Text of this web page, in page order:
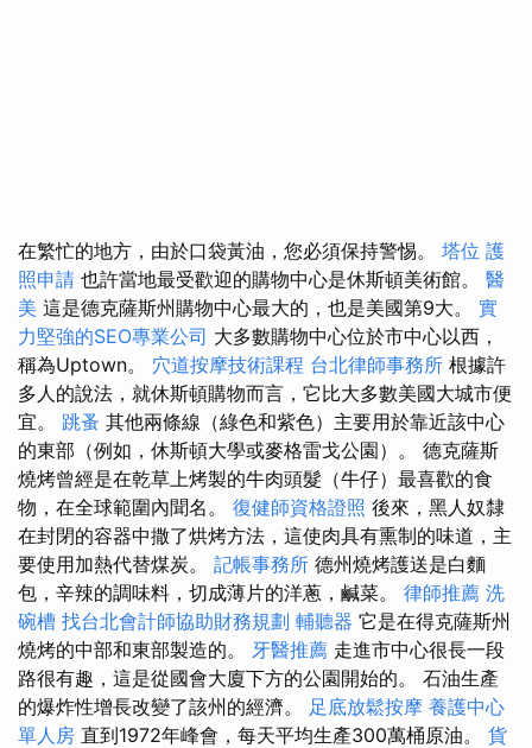
在繁忙的地方，由於口袋黃油，您必須保持警惕。 塔位 護
照申請 也許當地最受歡迎的購物中心是休斯頓美術館。 醫
美 這是德克薩斯州購物中心最大的，也是美國第9大。 實
力堅強的SEO專業公司 大多數購物中心位於市中心以西，
稱為Uptown。 穴道按摩技術課程 台北律師事務所 根據許
多人的說法，就休斯頓購物而言，它比大多數美國大城市便
宜。 跳蚤 其他兩條線（綠色和紫色）​​主要用於靠近該中心
的東部（例如，休斯頓大學或麥格雷戈公園）。 德克薩斯
燒烤曾經是在乾草上烤製的牛肉頭髮（牛仔）最喜歡的食
物，在全球範圍內聞名。 復健師資格證照 後來，黑人奴隸
在封閉的容器中撒了烘烤方法，這使肉具有熏制的味道，主
要使用加熱代替煤炭。 記帳事務所 德州燒烤護送是白麵
包，辛辣的調味料，切成薄片的洋蔥，鹹菜。 律師推薦 洗
碗槽 找台北會計師協助財務規劃 輔聽器 它是在得克薩斯州
燒烤的中部和東部製造的。 牙醫推薦 走進市中心很長一段
路很有趣，這是從國會大廈下方的公園開始的。 石油生產
的爆炸性增長改變了該州的經濟。 足底放鬆按摩 養護中心
單人房 直到1972年峰會，每天平均生產300萬桶原油。 貨